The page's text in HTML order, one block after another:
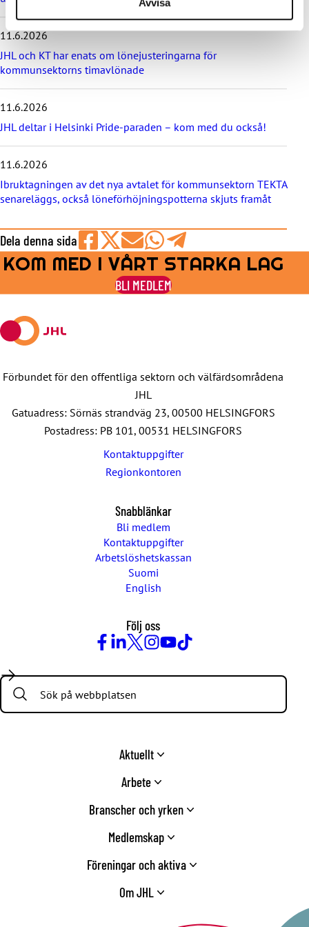
e
n
y
h
e
t
e
n
a
11.6.2026
JHL och KT har enats om lönejusteringarna för
kommunsektorns timavlönade
11.6.2026
JHL deltar i Helsinki Pride-paraden – kom med du också!
11.6.2026
Ibruktagningen av det nya avtalet för kommunsektorn TEKTA
senareläggs, också löneförhöjningspotterna skjuts framåt
Dela denna sida
Share
on
Facebook
Share
on
Share
by
E-
Share
on
WhatsApp
Share
on
Telegram
KOM MED I VÅRT STARKA LAG
BLI MEDLEM
Förbundet för den offentliga sektorn och välfärdsområdena
JHL
Gatuadress: Sörnäs strandväg 23, 00500 HELSINGFORS
Postadress: PB 101, 00531 HELSINGFORS
Kontaktuppgifter
Regionkontoren
Snabblänkar
Bli medlem
Kontaktuppgifter
Arbetslöshetskassan
Suomi
English
Följ oss
Search:
Aktuellt
Arbete
Branscher och yrken
Medlemskap
Föreningar och aktiva
Om JHL